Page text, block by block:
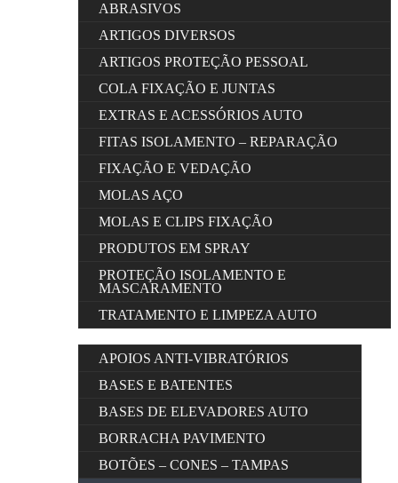
ABRASIVOS
ARTIGOS DIVERSOS
ARTIGOS PROTEÇÃO PESSOAL
COLA FIXAÇÃO E JUNTAS
EXTRAS E ACESSÓRIOS AUTO
FITAS ISOLAMENTO – REPARAÇÃO
FIXAÇÃO E VEDAÇÃO
MOLAS AÇO
MOLAS E CLIPS FIXAÇÃO
PRODUTOS EM SPRAY
PROTEÇÃO ISOLAMENTO E
MASCARAMENTO
TRATAMENTO E LIMPEZA AUTO
APOIOS ANTI-VIBRATÓRIOS
BASES E BATENTES
BASES DE ELEVADORES AUTO
BORRACHA PAVIMENTO
BOTÕES – CONES – TAMPAS